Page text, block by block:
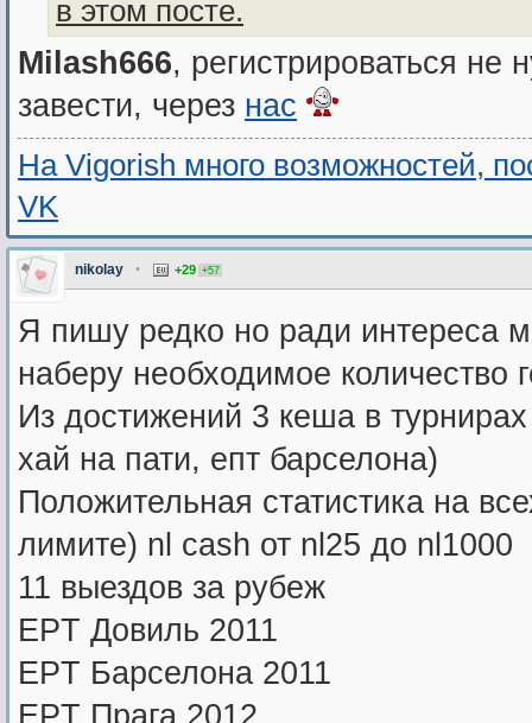
в этом посте.
Milash666, регистрироваться не
завести, через нас
На Vigorish много возможностей,
VK
nikolay • +29 +57
Я пишу редко но ради интереса
наберу необходимое количество
Из достижений 3 кеша в
хай на пати, епт барселона)
Положительная статистика на
лимите) nl cash от nl25 до nl1000
11 выездов за рубеж
EPT Довиль 2011
ЕPT Барселона 2011
ЕPT Прага 2012